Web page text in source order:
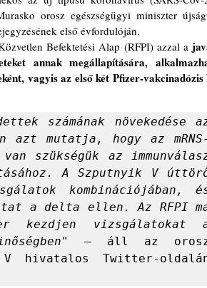
orosz egészségügyi miniszter
első évfordulóján.
Befektetési Alap (RFPI) azzal a
annak megállapítására,
vagyis az első két Pfizer-vakcinadózis
számának növekedése
azt mutatja, hogy az mRNS-
szükségük az
A Szputnyik V
kombinációjában,
a delta ellen. Az RFPI
kezdjen vizsgálatokat
– áll az
hivatalos Twitter-